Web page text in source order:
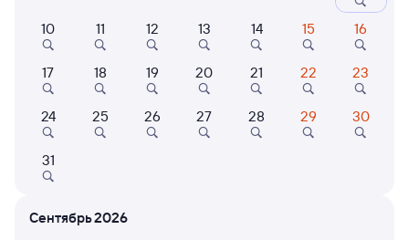
Когда
Найти поезда
10 11 12 13 14 15 16
17 18 19 20 21 22 23
24 25 26 27 28 29 30
31
Сентябрь 2026